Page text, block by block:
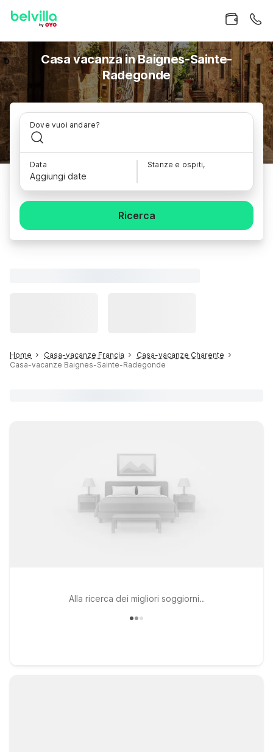
Casa vacanza in Baignes-Sainte-
Radegonde
Dove vuoi andare?
Data
Aggiungi date
Stanze e ospiti,
Ricerca
Home Casa-vacanze Francia
Casa-vacanze Charente
Casa-vacanze Baignes-Sainte-Radegonde
Alla ricerca dei migliori soggiorni..